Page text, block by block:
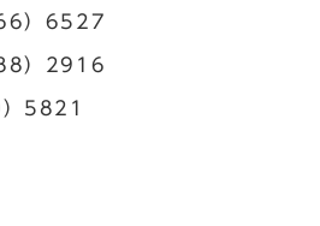
）6527
）2916
5821